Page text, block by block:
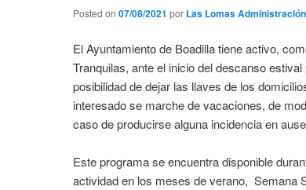
Posted on 07/08/2021 por Las Lomas Administración
El Ayuntamiento de Boadilla tiene activo,
Tranquilas, ante el inicio del descanso
posibilidad de dejar las llaves de los
interesado se marche de vacaciones, de
caso de producirse alguna incidencia en
Este programa se encuentra disponible
actividad en los meses de verano, Semana